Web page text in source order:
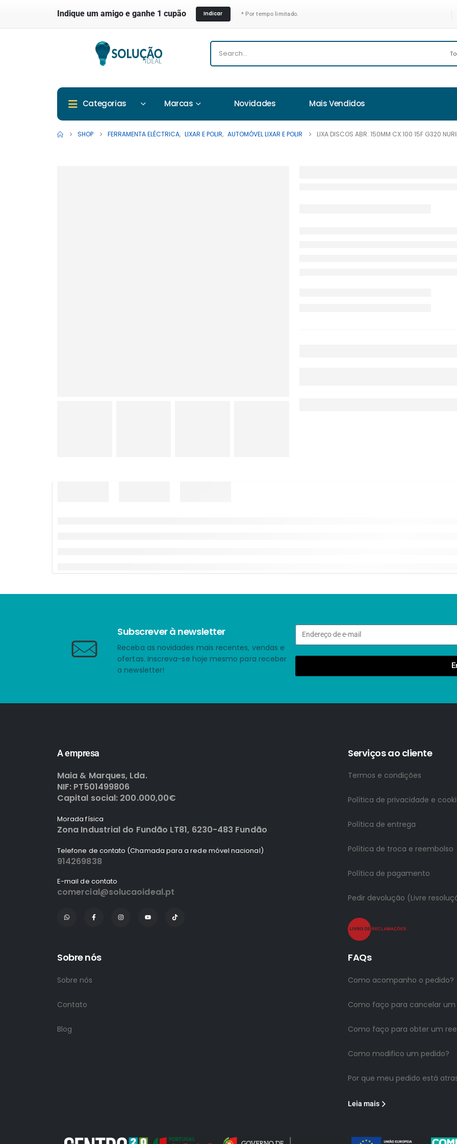
Indique um amigo e ganhe 1 cupão Indicar * Por tempo limitado.
Categorias Marcas Novidades Mais Vendidos
SHOP FERRAMENTA ELÉCTRICA, LIXAR E POLIR, AUTOMÓVEL LIXAR E POLIR LIXA DISCOS ABR. 150MM CX.100 15F G320
Subscrever à newsletter
Receba as novidades mais recentes, vendas e
ofertas. Inscreva-se hoje mesmo para receber
a newsletter!
A empresa
Maia & Marques, Lda.
NIF: PT501499806
Capital social: 200.000,00€
Morada física
Zona Industrial do Fundão LT81, 6230-483 Fundão
Telefone de contato (Chamada para a rede móvel nacional)
914269838
E-mail de contato
comercial@solucaoideal.pt
Serviços ao cliente
Termos e condições
Política de privacidade e
Política de entrega
Política de troca e reembolso
Política de pagamento
Pedir devolução (Livre
Sobre nós
Sobre nós
Contato
Blog
FAQs
Como acompanho o pedido?
Como faço para cancelar um
Como faço para obter um
Como modifico um pedido?
Por que meu pedido está
Leia mais